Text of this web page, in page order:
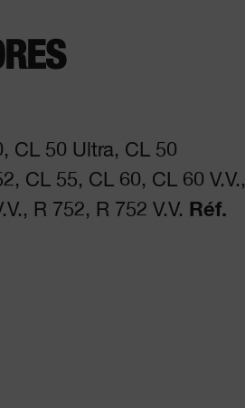
CL 50 Ultra, CL 50
CL 55, CL 60, CL 60 V.V.,
R 752, R 752 V.V. Réf.